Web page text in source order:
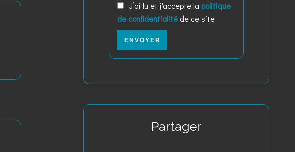
J’ai lu et j'accepte la politique
de confidentialité de ce site
ENVOYER
Partager